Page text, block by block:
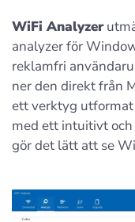
WiFi Analyzer
analyzer för
reklamfri
ner den direkt från
ett verktyg utformat
med ett intuitivt
gör det lätt att se